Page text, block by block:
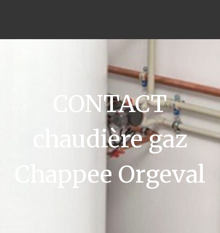
CONTACT
chaudière gaz
Chappee Orgeval